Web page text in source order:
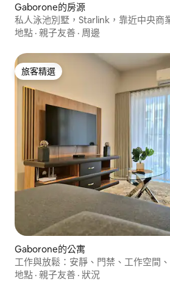
Gaborone的房源
私人泳池別墅，Starlink，靠近中央商
地點 · 親子友善 · 周邊
旅客精選
旅客精選
Gaborone的公寓
工作與放鬆：安靜、門禁、工作空間
地點 · 親子友善 · 狀況